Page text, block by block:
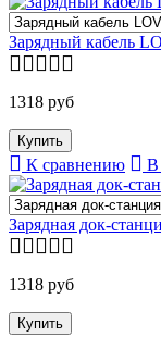
Зарядный кабель
1318 руб
К сравнению В
Зарядная док-
1318 руб